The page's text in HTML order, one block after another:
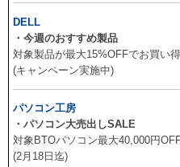
DELL
・今週のおすすめ製品
対象製品が最大15%OFFでお買い得
(キャンペーン実施中)
パソコン工房
・パソコン大売出しSALE
対象BTOパソコン最大40,000円
(2月18日迄)